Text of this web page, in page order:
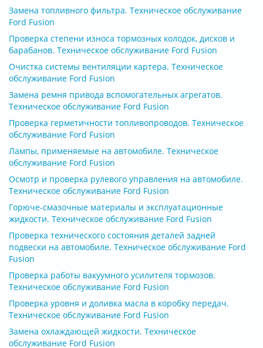
Замена топливного фильтра. Техническое обслуживание
Ford Fusion
Проверка степени износа тормозных колодок, дисков и
барабанов. Техническое обслуживание Ford Fusion
Очистка системы вентиляции картера. Техническое
обслуживание Ford Fusion
Замена ремня привода вспомогательных агрегатов.
Техническое обслуживание Ford Fusion
Проверка герметичности топливопроводов. Техническое
обслуживание Ford Fusion
Лампы, применяемые на автомобиле. Техническое
обслуживание Ford Fusion
Осмотр и проверка рулевого управления на автомобиле.
Техническое обслуживание Ford Fusion
Горюче-смазочные материалы и эксплуатационные
жидкости. Техническое обслуживание Ford Fusion
Проверка технического состояния деталей задней
подвески на автомобиле. Техническое обслуживание Ford
Fusion
Проверка работы вакуумного усилителя тормозов.
Техническое обслуживание Ford Fusion
Проверка уровня и доливка масла в коробку передач.
Техническое обслуживание Ford Fusion
Замена охлаждающей жидкости. Техническое
обслуживание Ford Fusion